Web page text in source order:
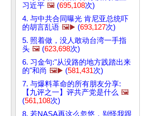
习近平 🖼️ (695,108次)
4. 与中共合同曝光 肯尼亚总统吓
的胡言乱语 🖼️▶️ (693,127次)
5. 照着做，没人敢动台湾一手指
头 🖼️ (623,698次)
6. 习金句:"从没路的地方践踏出来
的"和尚 🖼️▶️ (581,431次)
7. 与爆料革命的所有朋友分享:
【九评之一】评共产党是什么 🖼️
(561,108次)
8. 若NASA再这么忽悠，别怪我跟